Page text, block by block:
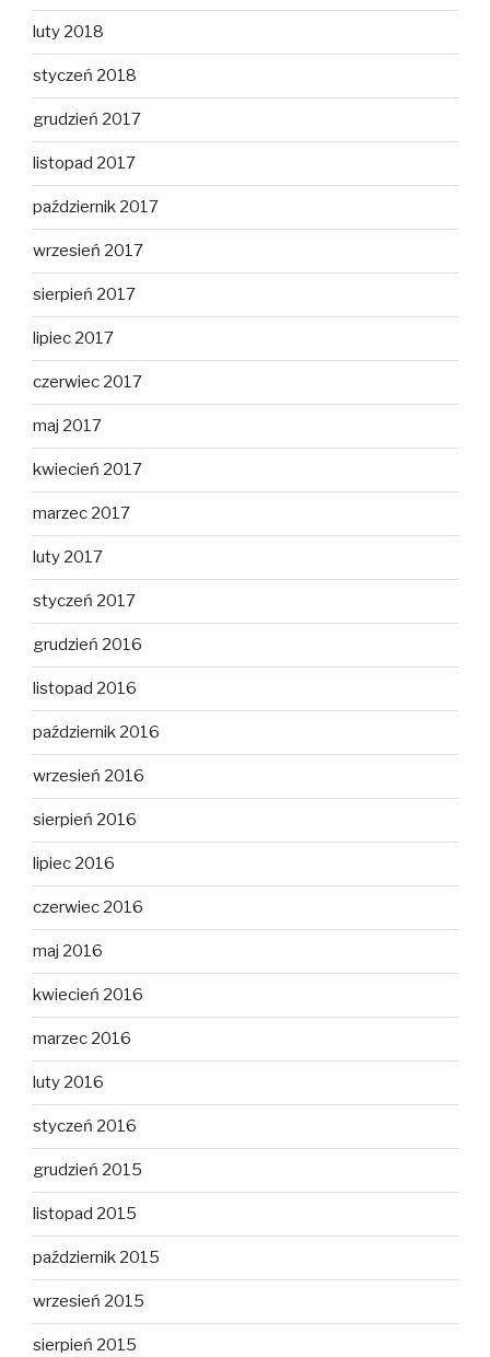
luty 2018
styczeń 2018
grudzień 2017
listopad 2017
październik 2017
wrzesień 2017
sierpień 2017
lipiec 2017
czerwiec 2017
maj 2017
kwiecień 2017
marzec 2017
luty 2017
styczeń 2017
grudzień 2016
listopad 2016
październik 2016
wrzesień 2016
sierpień 2016
lipiec 2016
czerwiec 2016
maj 2016
kwiecień 2016
marzec 2016
luty 2016
styczeń 2016
grudzień 2015
listopad 2015
październik 2015
wrzesień 2015
sierpień 2015